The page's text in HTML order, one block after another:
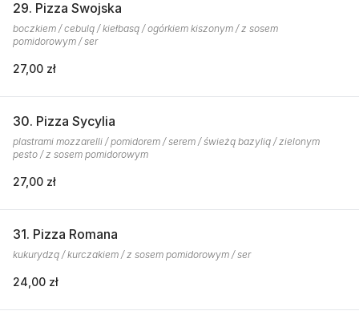
29. Pizza Swojska
boczkiem / cebulą / kiełbasą / ogórkiem kiszonym / z sosem
pomidorowym / ser
27,00 zł
30. Pizza Sycylia
plastrami mozzarelli / pomidorem / serem / świeżą bazylią / zielonym
pesto / z sosem pomidorowym
27,00 zł
31. Pizza Romana
kukurydzą / kurczakiem / z sosem pomidorowym / ser
24,00 zł